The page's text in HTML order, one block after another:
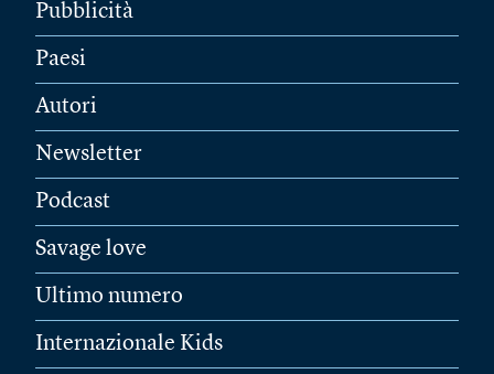
Pubblicità
Paesi
Autori
Newsletter
Podcast
Savage love
Ultimo numero
Internazionale Kids